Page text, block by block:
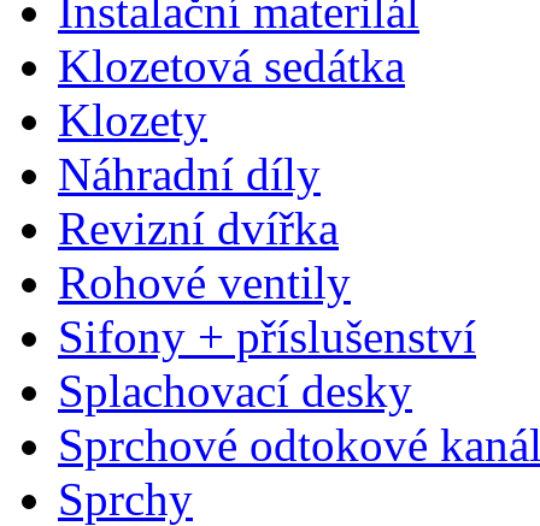
Instalační materilál
Klozetová sedátka
Klozety
Náhradní díly
Revizní dvířka
Rohové ventily
Sifony + příslušenství
Splachovací desky
Sprchové odtokové
Sprchy